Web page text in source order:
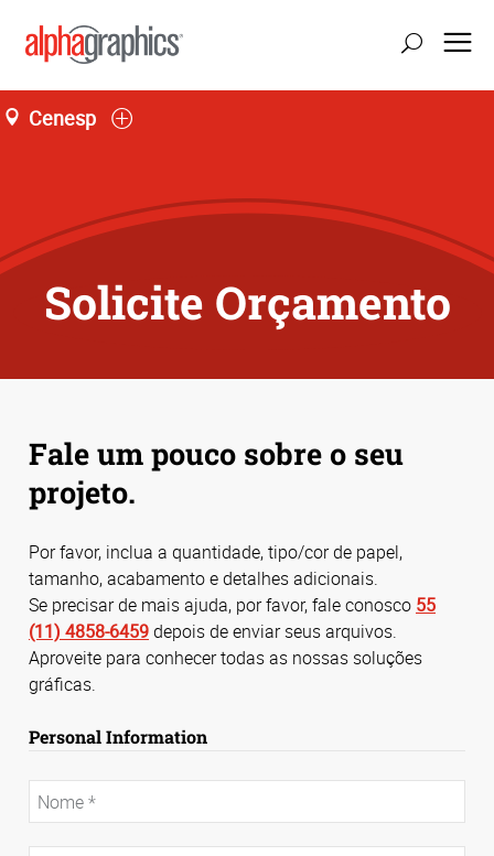
Cenesp
Solicite Orçamento
Fale um pouco sobre o seu
projeto.
Por favor, inclua a quantidade, tipo/cor de papel,
tamanho, acabamento e detalhes adicionais.
Se precisar de mais ajuda, por favor, fale conosco 55
(11) 4858-6459depois de enviar seus arquivos.
Aproveite para conhecer todas as nossas soluções
gráficas.
Personal Information